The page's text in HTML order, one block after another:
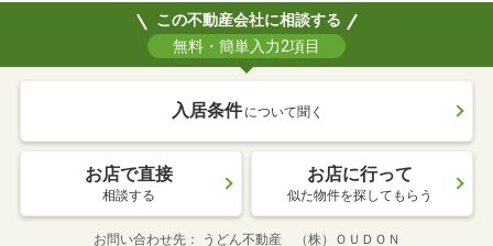
この不動産会社に相談する
無料・簡単入力2項目
入居条件 について聞く
お店で直接
相談する
お店に行って
似た物件を探してもらう
お問い合わせ先 うどん不動産 （株）ＯＵＤＯＮ